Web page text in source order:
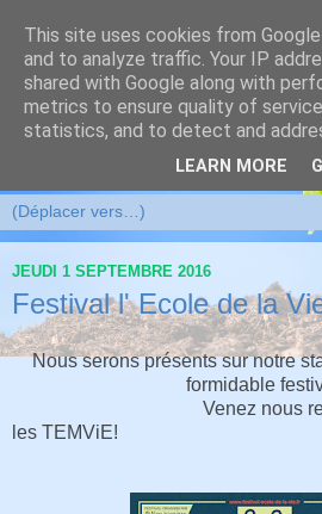
JEUDI 1 SEPTEMBRE 2016
Festival l' Ecole de la
Nous serons présents sur notre
formidable
Venez nous
les TEMViE!
This site uses cookies from
and to analyze traffic. Your IP
shared with Google along with
metrics to ensure quality of
statistics, and to detect and
LEARN MORE